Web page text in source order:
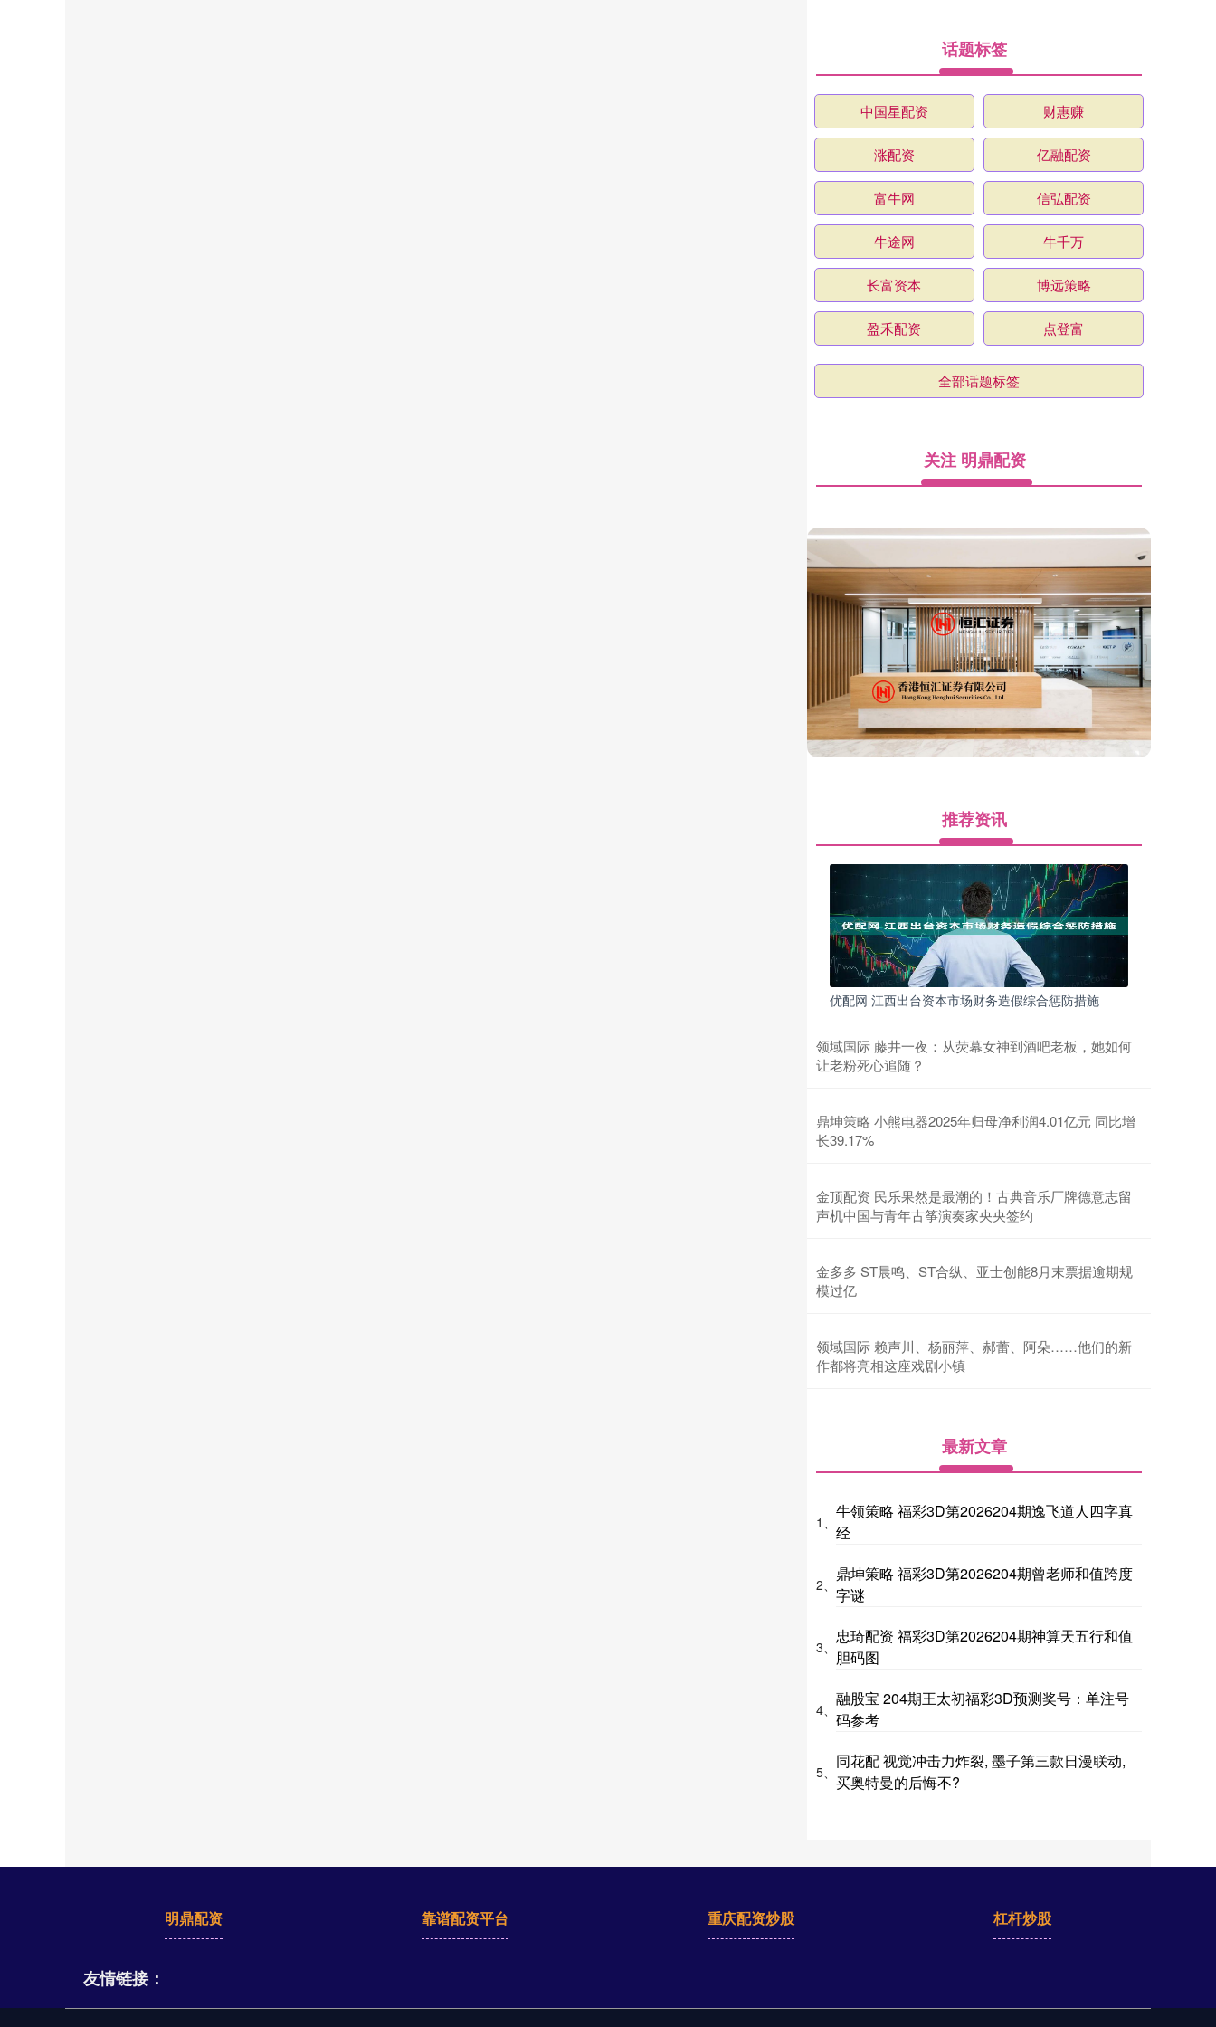
话题标签
中国星配资 财惠赚
涨配资 亿融配资
富牛网 信弘配资
牛途网 牛千万
长富资本 博远策略
盈禾配资 点登富
全部话题标签
关注 明鼎配资
推荐资讯
优配网 江西出台资本市场财务造假综合惩防措施
领域国际 藤井一夜：从荧幕女神到酒吧老板，她如何
让老粉死心追随？
鼎坤策略 小熊电器2025年归母净利润4.01亿元 同比增
长39.17%
金顶配资 民乐果然是最潮的！古典音乐厂牌德意志留
声机中国与青年古筝演奏家央央签约
金多多 ST晨鸣、ST合纵、亚士创能8月末票据逾期规
模过亿
领域国际 赖声川、杨丽萍、郝蕾、阿朵……他们的新
作都将亮相这座戏剧小镇
最新文章
1、
牛领策略 福彩3D第2026204期逸飞道人四字真
经
2、
鼎坤策略 福彩3D第2026204期曾老师和值跨度
字谜
3、
忠琦配资 福彩3D第2026204期神算天五行和值
胆码图
4、
融股宝 204期王太初福彩3D预测奖号：单注号
码参考
5、
同花配 视觉冲击力炸裂, 墨子第三款日漫联动,
买奥特曼的后悔不?
明鼎配资 靠谱配资平台 重庆配资炒股 杠杆炒股
友情链接：